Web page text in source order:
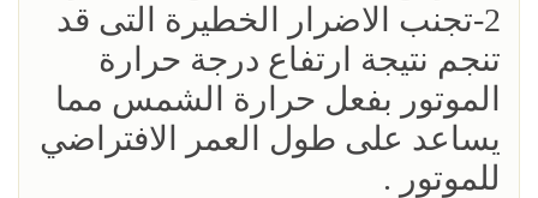
2-تجنب الاضرار الخطيرة التى قد
تنجم نتيجة ارتفاع درجة حرارة
الموتور بفعل حرارة الشمس مما
يساعد على طول العمر الافتراضي
للموتور .